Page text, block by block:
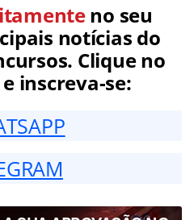
no seu
notícias do
Clique no
inscreva-se: